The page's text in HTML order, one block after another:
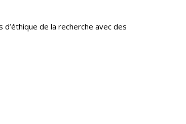
de la recherche avec des